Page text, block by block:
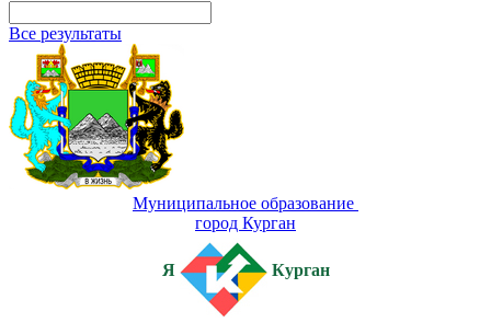
Все результаты
Муниципальное образование
город Курган
Я Курган